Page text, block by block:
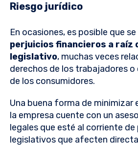
Riesgo jurídico
En ocasiones, es posible que
perjuicios financieros a raíz
legislativo, muchas veces
derechos de los trabajadores
de los consumidores.
Una buena forma de minimizar
la empresa cuente con un
legales que esté al corriente
legislativos que afecten